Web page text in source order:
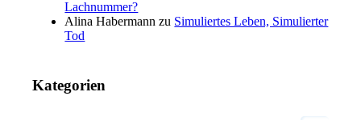
Lachnummer?
Alina Habermann zu Simuliertes Leben, Simulierter
Tod
Kategorien